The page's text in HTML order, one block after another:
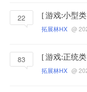
22 [游戏:小型类
拓展林HX @
83 [游戏:正统类
拓展林HX @